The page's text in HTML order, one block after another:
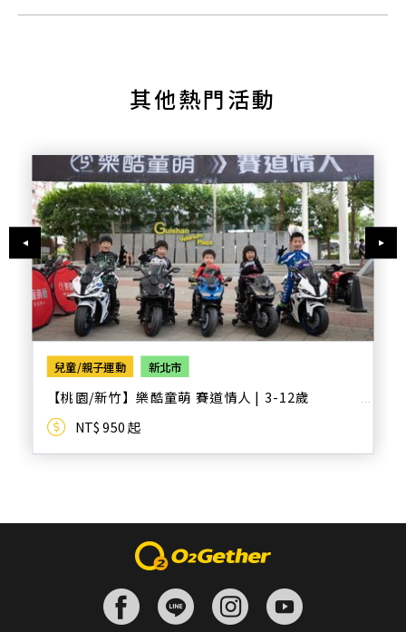
其他熱門活動
兒童/親子運動 新北市
【桃園/新竹】樂酷童萌 賽道情人 | 3-12歲
NT$ 950 起